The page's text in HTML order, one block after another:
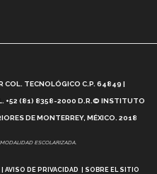
Educativo Tec? (video)
e Inteligencia Artificial, Paola
COL. TECNOLÓGICO C.P. 64849 |
+52 (81) 8358-2000 D.R.© INSTITUTO
DE MONTERREY, MÉXICO. 2018
ESCOLARIZADA.
AVISO DE PRIVACIDAD SOBRE EL SITIO